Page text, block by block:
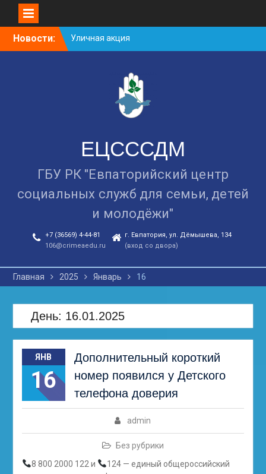
SkipНовости:
Уличная акция
«Здоровью — ДА!
Занятие в рамках школы
молодожёнов прошло в
Cоциологический опрос
ЕЦСССДМ
ГБУ РК "Евпаторийский центр
социальных служб для семьи, детей
и молодёжи"
+7 (36569) 4-44-81
106@crimeaedu.ru
г. Евпатория, ул. Дёмышева, 134
(вход со двора)
Главная 2025 Январь 16
День: 16.01.2025
ЯНВ
16
Дополнительный короткий
номер появился у Детского
телефона доверия
admin
Без рубрики
8 800 2000 122 и
124 — единый общероссийский